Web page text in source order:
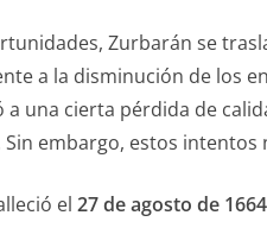
Zurbarán se
a la disminución de los
a una cierta pérdida de
Sin embargo, estos
el 27 de agosto de 1664